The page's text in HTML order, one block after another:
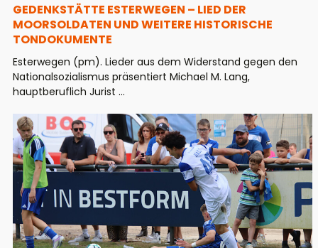
GEDENKSTÄTTE ESTERWEGEN – LIED DER
MOORSOLDATEN UND WEITERE HISTORISCHE
TONDOKUMENTE
Esterwegen (pm). Lieder aus dem Widerstand gegen den
Nationalsozialismus präsentiert Michael M. Lang,
hauptberuflich Jurist ...